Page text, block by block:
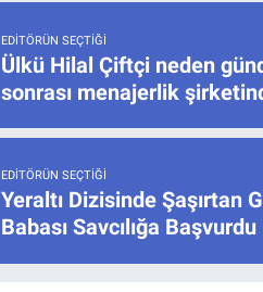
EDITÖRÜN SEÇTIĞI
Ülkü Hilal Çiftçi neden
sonrası menajerlik
EDITÖRÜN SEÇTIĞI
Yeraltı Dizisinde Şaşırtan
Babası Savcılığa Başvurdu